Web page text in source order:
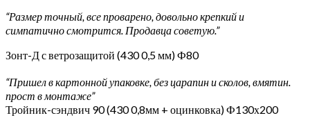
“Размер точный, все проварено, довольно крепкий и
симпатично смотрится. Продавца советую.”
Зонт-Д с ветрозащитой (430 0,5 мм) Ф80
“Пришел в картонной упаковке, без царапин и сколов, вмятин.
прост в монтаже”
Тройник-сэндвич 90 (430 0,8мм + оцинковка) Ф130х200